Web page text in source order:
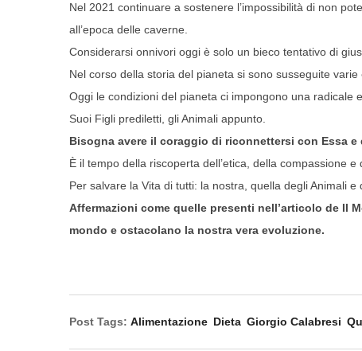
Nel 2021 continuare a sostenere l’impossibilità di non
all’epoca delle caverne.
Considerarsi onnivori oggi è solo un bieco tentativo di
Nel corso della storia del pianeta si sono susseguite
Oggi le condizioni del pianeta ci impongono una
Suoi Figli prediletti, gli Animali appunto.
Bisogna avere il coraggio di riconnettersi con Essa
È il tempo della riscoperta dell’etica, della compassione e
Per salvare la Vita di tutti: la nostra, quella degli Animali e
Affermazioni come quelle presenti nell’articolo de Il
mondo e ostacolano la nostra vera evoluzione.
Post Tags: Alimentazione Dieta Giorgio Calabresi